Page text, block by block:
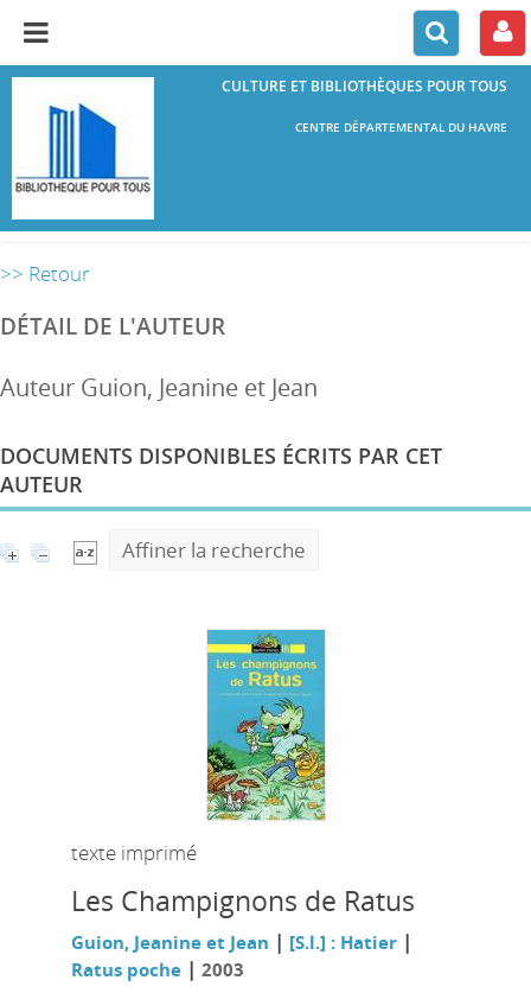
CULTURE ET BIBLIOTHÈQUES POUR TOUS
CENTRE DÉPARTEMENTAL DU HAVRE
>> Retour
DÉTAIL DE L'AUTEUR
Auteur Guion, Jeanine et Jean
DOCUMENTS DISPONIBLES ÉCRITS PAR CET
AUTEUR
Affiner la recherche
texte imprimé
Les Champignons de Ratus
Guion, Jeanine et Jean | [S.l.] : Hatier|
Ratus poche| 2003